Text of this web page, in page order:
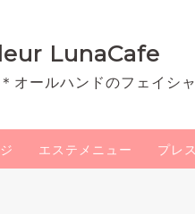
LunaCafe
オールハンドのフェイシ
エステメニュー プレ